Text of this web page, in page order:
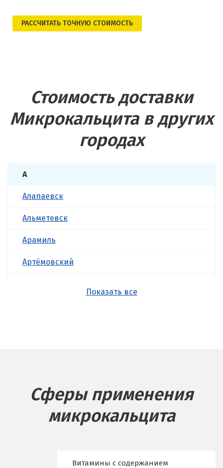
РАСCЧИТАТЬ ТОЧНУЮ СТОИМОСТЬ
Стоимость доставки
Микрокальцита в других
городах
А
Алапаевск
Альметевск
Арамиль
Артёмовский
Берёзовский
Бисерть
Показать все
Сферы применения
микрокальцита
Витамины с содержанием